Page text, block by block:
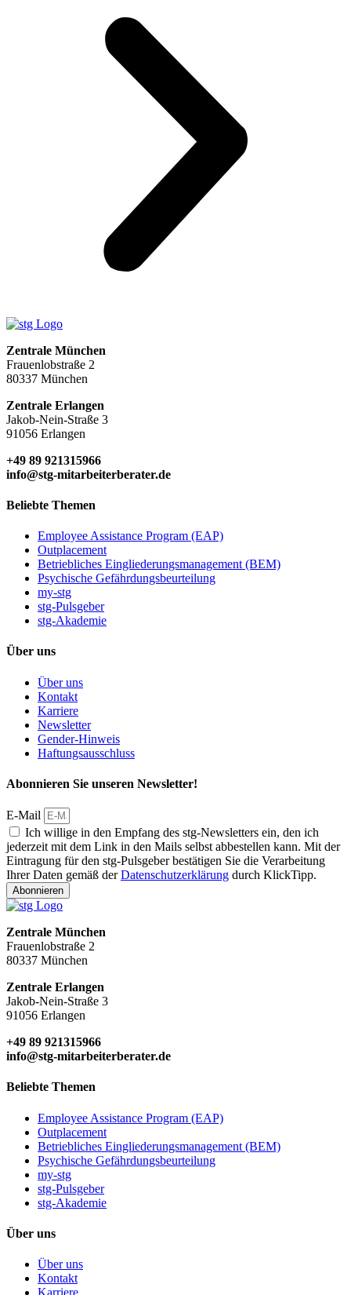
Zentrale München
Frauenlobstraße 2
80337 München
Zentrale Erlangen
Jakob-Nein-Straße 3
91056 Erlangen
+49 89 921315966
info@stg-mitarbeiterberater.de
Beliebte Themen
Employee Assistance Program (EAP)
Outplacement
Betriebliches Eingliederungsmanagement (BEM)
Psychische Gefährdungsbeurteilung
my-stg
stg-Pulsgeber
stg-Akademie
Über uns
Über uns
Kontakt
Karriere
Newsletter
Gender-Hinweis
Haftungsausschluss
Abonnieren Sie unseren Newsletter!
E-Mail
Ich willige in den Empfang des stg-Newsletters ein, den ich
jederzeit mit dem Link in den Mails selbst abbestellen kann. Mit der
Eintragung für den stg-Pulsgeber bestätigen Sie die Verarbeitung
Ihrer Daten gemäß derDatenschutzerklärung durch KlickTipp.
Abonnieren
Zentrale München
Frauenlobstraße 2
80337 München
Zentrale Erlangen
Jakob-Nein-Straße 3
91056 Erlangen
+49 89 921315966
info@stg-mitarbeiterberater.de
Beliebte Themen
Employee Assistance Program (EAP)
Outplacement
Betriebliches Eingliederungsmanagement (BEM)
Psychische Gefährdungsbeurteilung
my-stg
stg-Pulsgeber
stg-Akademie
Über uns
Über uns
Kontakt